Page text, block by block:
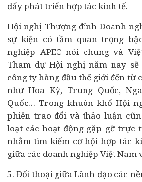
đẩy phát triển hợp tác kinh tế.
Hội nghị Thượng đỉnh Doanh
sự kiện có tầm quan trọng
nghiệp APEC nói chung và
Tham dự Hội nghị năm nay sẽ
công ty hàng đầu thế giới đến từ
như Hoa Kỳ, Trung Quốc,
Quốc… Trong khuôn khổ Hội
phiên trao đổi và thảo luận
loạt các hoạt động gặp gỡ trực
nhằm tìm kiếm cơ hội hợp tác
giữa các doanh nghiệp Việt Nam
5. Đối thoại giữa Lãnh đạo các